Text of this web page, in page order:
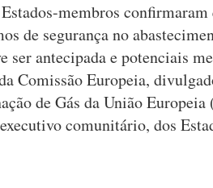
membros
de segurança no
ser antecipada e potenciais
Comissão Europeia,
de Gás da União
comunitário, dos